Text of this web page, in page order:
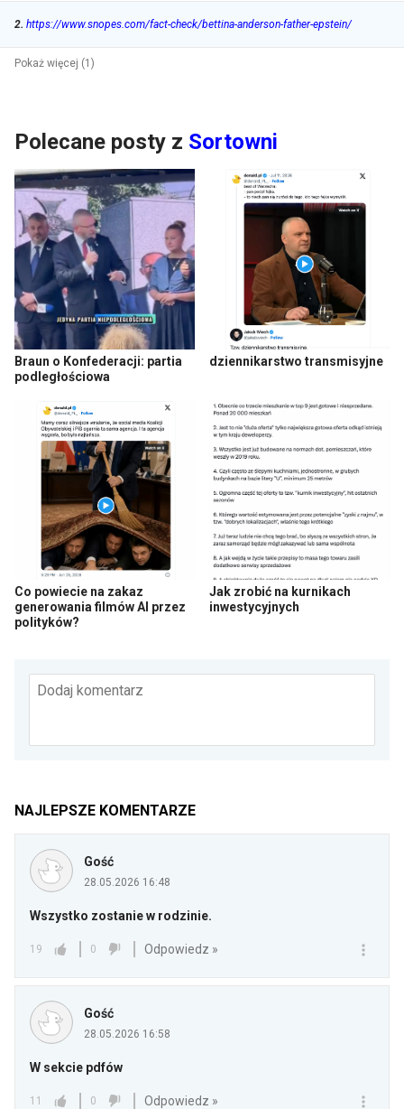
2. https://www.snopes.com/fact-check/bettina-anderson-father-epstein/
Pokaż więcej (1)
Polecane posty z Sortowni
Braun o Konfederacji: partia
podległościowa
dziennikarstwo transmisyjne
Co powiecie na zakaz
generowania filmów AI przez
polityków?
Jak zrobić na kurnikach
inwestycyjnych
Dodaj komentarz
NAJLEPSZE KOMENTARZE
Gość
28.05.2026 16:48
Wszystko zostanie w rodzinie.
19 0 Odpowiedz »
Gość
28.05.2026 16:58
W sekcie pdfów
11 0 Odpowiedz »